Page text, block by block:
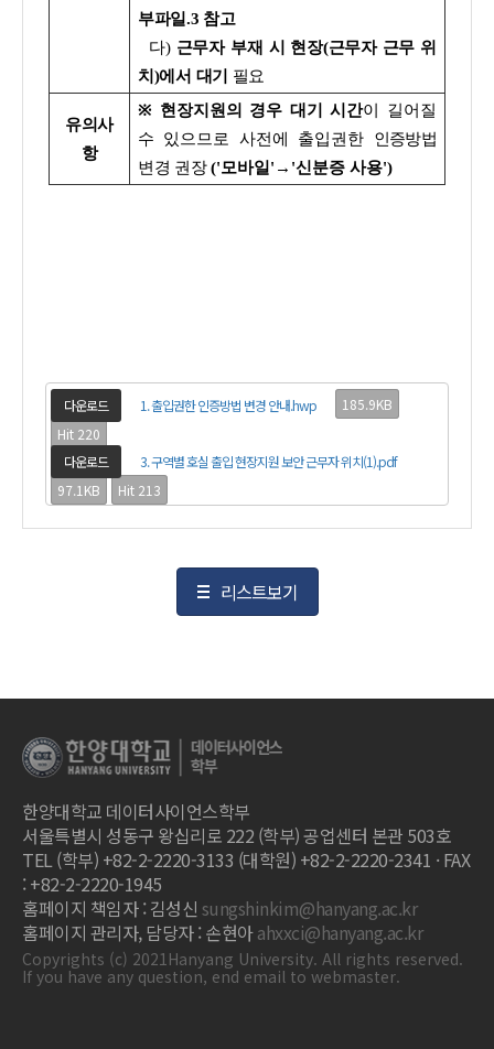
부파일.3 참고
다) 근무자 부재 시 현장(근무자 근무 위
치)에서 대기
필요
유의사
항
※ 현장지원의 경우 대기 시간이 길어질
수 있으므로 사전에 출입권한 인증방법
변경 권장('모바일'→'신분증 사용')
다운로드 1. 출입권한 인증방법 변경 안내.hwp
185.9KB
Hit 220
다운로드
3. 구역별 호실 출입 현장지원 보안 근무자 위치(1).pdf
97.1KB
Hit 213
리스트보기
한양대학교 데이터사이언스학부
서울특별시 성동구 왕십리로 222 (학부) 공업센터 본관 503호
TEL (학부) +82-2-2220-3133 (대학원) +82-2-2220-2341 · FAX
: +82-2-2220-1945
홈페이지 책임자 : 김성신 sungshinkim@hanyang.ac.kr
홈페이지 관리자, 담당자 : 손현아ahxxci@hanyang.ac.kr
Copyrights (c) 2021Hanyang University. All rights reserved.
If you have any question, end email to webmaster.